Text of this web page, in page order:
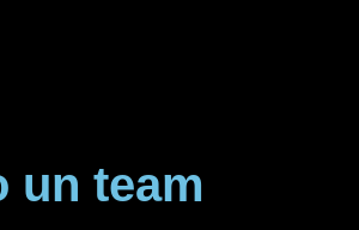
un team